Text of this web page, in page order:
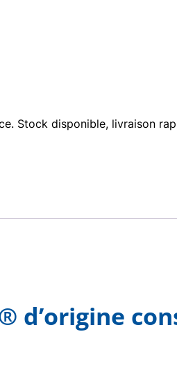
Stock disponible, livraison
d’origine